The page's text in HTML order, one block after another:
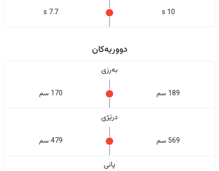
10 s
7.7 s
دووریەکان
بەرزی
189 سم 170 سم
درێژی
569 سم 479 سم
پانی